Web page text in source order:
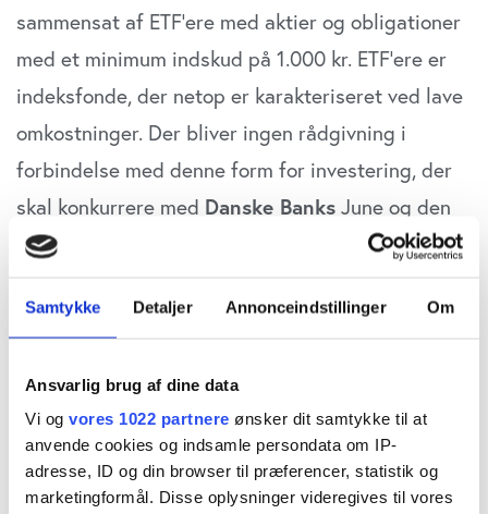
Samtykke Detaljer Annonceindstillinger Om
Ansvarlig brug af dine data
Vi og vores 1022 partnere ønsker dit samtykke til at
anvende cookies og indsamle persondata om IP-
adresse, ID og din browser til præferencer, statistik og
marketingformål. Disse oplysninger videregives til vores
sammensat af ETF’ere med aktier og obligationer
med et minimum indskud på 1.000 kr. ETF’ere er
indeksfonde, der netop er karakteriseret ved lave
omkostninger. Der bliver ingen rådgivning i
forbindelse med denne form for investering, der
skal konkurrere med Danske Banks June og den
kommende investeringsrobot Nora fra Nordea,
det nye år.
Dermed bliverDarwinde 39 lokale og
landsdækkende pengeinstitutters nye våben.
”Omkostninger i Darwin kommer til at ligge
mellem 0,75-0,95 pct. Det mener vi er meget